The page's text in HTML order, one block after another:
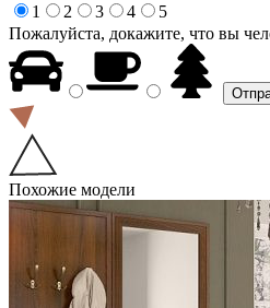
1
2 3 4
5
Пожалуйста, докажите, что вы
Похожие модели